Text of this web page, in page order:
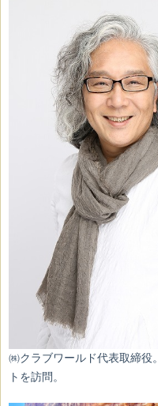
㈱クラブワールド代表取締役
トを訪問。